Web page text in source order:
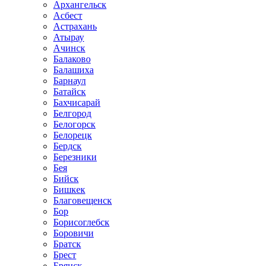
Архангельск
Асбест
Астрахань
Атырау
Ачинск
Балаково
Балашиха
Барнаул
Батайск
Бахчисарай
Белгород
Белогорск
Белорецк
Бердск
Березники
Бея
Бийск
Бишкек
Благовещенск
Бор
Борисоглебск
Боровичи
Братск
Брест